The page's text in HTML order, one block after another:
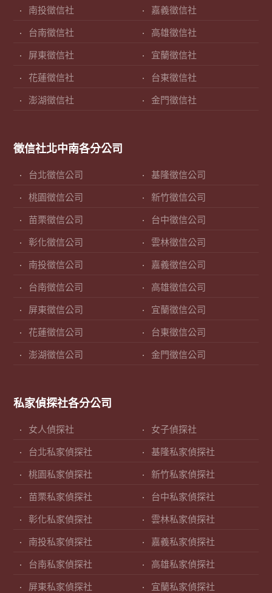
南投徵信社 嘉義徵信社
台南徵信社 高雄徵信社
屏東徵信社 宜蘭徵信社
花蓮徵信社 台東徵信社
澎湖徵信社 金門徵信社
徵信社北中南各分公司
台北徵信公司 基隆徵信公司
桃園徵信公司 新竹徵信公司
苗栗徵信公司 台中徵信公司
彰化徵信公司 雲林徵信公司
南投徵信公司 嘉義徵信公司
台南徵信公司 高雄徵信公司
屏東徵信公司 宜蘭徵信公司
花蓮徵信公司 台東徵信公司
澎湖徵信公司 金門徵信公司
私家偵探社各分公司
女人偵探社 女子偵探社
台北私家偵探社 基隆私家偵探社
桃園私家偵探社 新竹私家偵探社
苗栗私家偵探社 台中私家偵探社
彰化私家偵探社 雲林私家偵探社
南投私家偵探社 嘉義私家偵探社
台南私家偵探社 高雄私家偵探社
屏東私家偵探社 宜蘭私家偵探社